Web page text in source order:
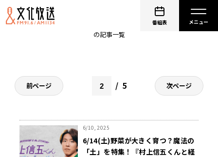
番組表
の記事一覧
前ページ 5 次ページ
6/10, 2025
6/14(土)野菜が大きく育つ？魔法の
「土」を特集！『村上信五くんと経